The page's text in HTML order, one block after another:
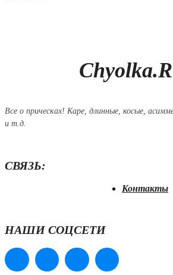
Все о прическах! Каре, длинные, косые,
и т.д.
СВЯЗЬ:
Контакты
НАШИ СОЦСЕТИ